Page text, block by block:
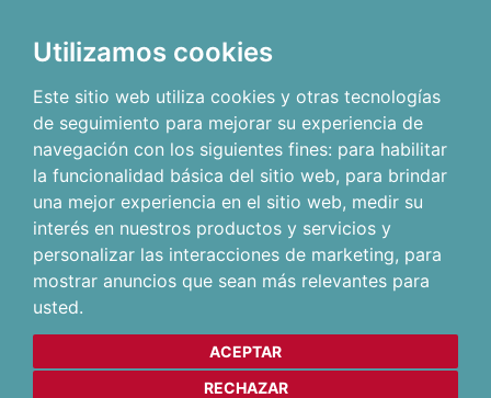
Utilizamos cookies
Este sitio web utiliza cookies y otras tecnologías
de seguimiento para mejorar su experiencia de
navegación con los siguientes fines: para habilitar
la funcionalidad básica del sitio web, para brindar
una mejor experiencia en el sitio web, medir su
interés en nuestros productos y servicios y
personalizar las interacciones de marketing, para
mostrar anuncios que sean más relevantes para
usted.
ACEPTAR
RECHAZAR